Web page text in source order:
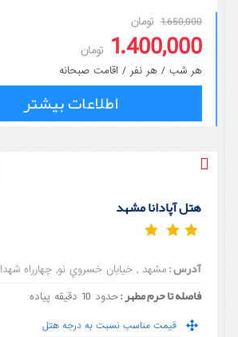
1.650,000 تومان
1.400,000 تومان
هر شب / هر نفر / اقامت صبحانه
اطلاعات بیشتر
هتل آپادانا مشهد
آدرس : مشهد , خيابان خسروي نو, چهارراه شهدا
فاصله تا حرم مطهر :حدود 10 دقیقه پیاده
قیمت مناسب نسبت به درجه هتل